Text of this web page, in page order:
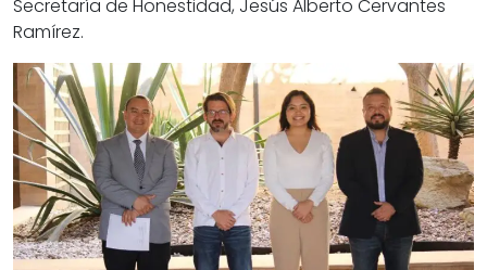
Secretaría de Honestidad, Jesús Alberto Cervantes
Ramírez.